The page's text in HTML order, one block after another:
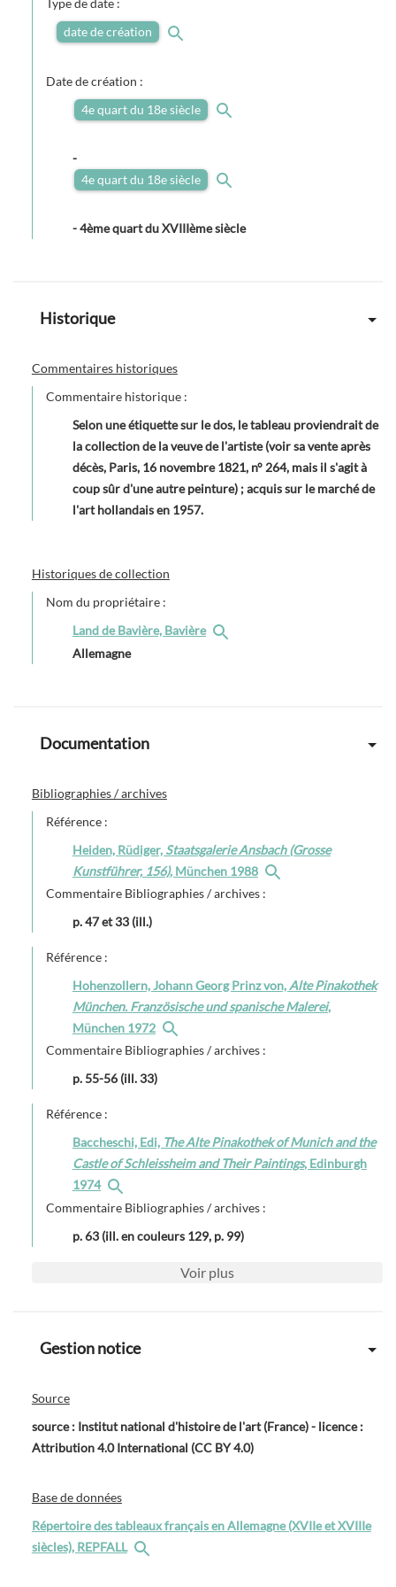
Type de date :
date de création
Date de création :
4e quart du 18e siècle
-
4e quart du 18e siècle
-4ème quart du XVIIIème siècle
Historique
Commentaires historiques
Commentaire historique :
Selon une étiquette sur le dos, le tableau proviendrait de
la collection de la veuve de l'artiste (voir sa vente après
décès, Paris, 16 novembre 1821, n° 264, mais il s'agit à
coup sûr d'une autre peinture) ; acquis sur le marché de
l'art hollandais en 1957.
Historiques de collection
Nom du propriétaire :
Land de Bavière, Bavière
Allemagne
Documentation
Bibliographies / archives
Référence :
Heiden, Rüdiger, Staatsgalerie Ansbach (Grosse
Kunstführer, 156), München 1988
Commentaire Bibliographies / archives :
p. 47 et 33 (ill.)
Référence :
Hohenzollern, Johann Georg Prinz von,Alte Pinakothek
München. Französische und spanische Malerei,
München 1972
Commentaire Bibliographies / archives :
p. 55-56 (ill. 33)
Référence :
Baccheschi, Edi, The Alte Pinakothek of Munich and the
Castle of Schleissheim and Their Paintings, Edinburgh
1974
Commentaire Bibliographies / archives :
p. 63 (ill. en couleurs 129, p. 99)
Voir plus
Gestion notice
Source
source : Institut national d'histoire de l'art (France) - licence :
Attribution 4.0 International (CC BY 4.0)
Base de données
Répertoire des tableaux français en Allemagne (XVIIe et XVIIIe
siècles), REPFALL